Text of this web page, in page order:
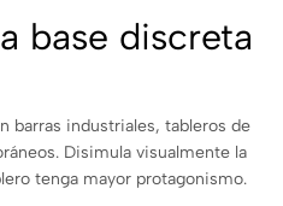
base discreta
barras industriales, tableros de
Disimula visualmente la
tenga mayor protagonismo.